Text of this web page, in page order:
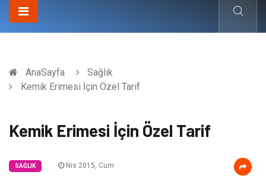
AnaSayfa
Sağlık
Kemik Erimesi İçin Özel Tarif
Kemik Erimesi İçin Özel Tarif
SAĞLIK Nis 2015, Cum